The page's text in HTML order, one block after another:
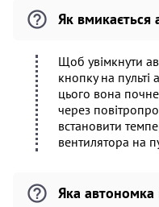
Як вмикається
Щоб увімкнути
кнопку на пульті
цього вона
через
встановити
вентилятора на
Яка